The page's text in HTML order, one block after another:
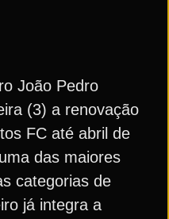
João Pedro
(3) a renovação
FC até abril de
das maiores
categorias de
já integra a